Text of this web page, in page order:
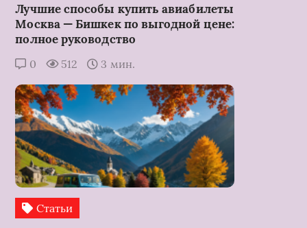
Лучшие способы купить авиабилеты
Москва — Бишкек по выгодной цене:
полное руководство
0 512 3 мин.
Статьи